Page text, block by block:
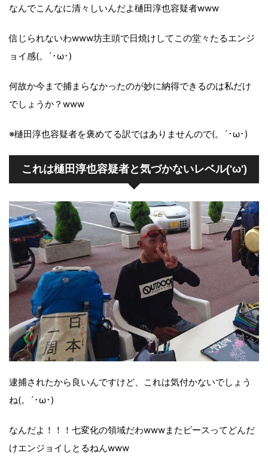
なんでこんなに清々しいんだよ樋田淳也容疑者www
信じられないわwww坊主頭で日焼けしてこの堂々たるエンジ
ョイ感(。´･ω･)
何故か今まで捕まらなかったのが妙に納得できるのは私だけ
でしょうか？www
※樋田淳也容疑者を褒めてる訳ではありませんので(。´･ω･)
これは樋田淳也容疑者と気づかないレベル('ω')
逮捕されたから良いんですけど、これは気付かないでしょう
ね(。´･ω･)
なんだよ！！！七変化の領域だわwwwまたピースってどんだ
けエンジョイしとるねんwww